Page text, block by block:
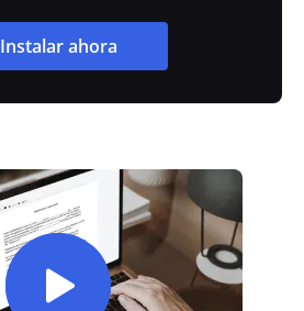
Instalar ahora